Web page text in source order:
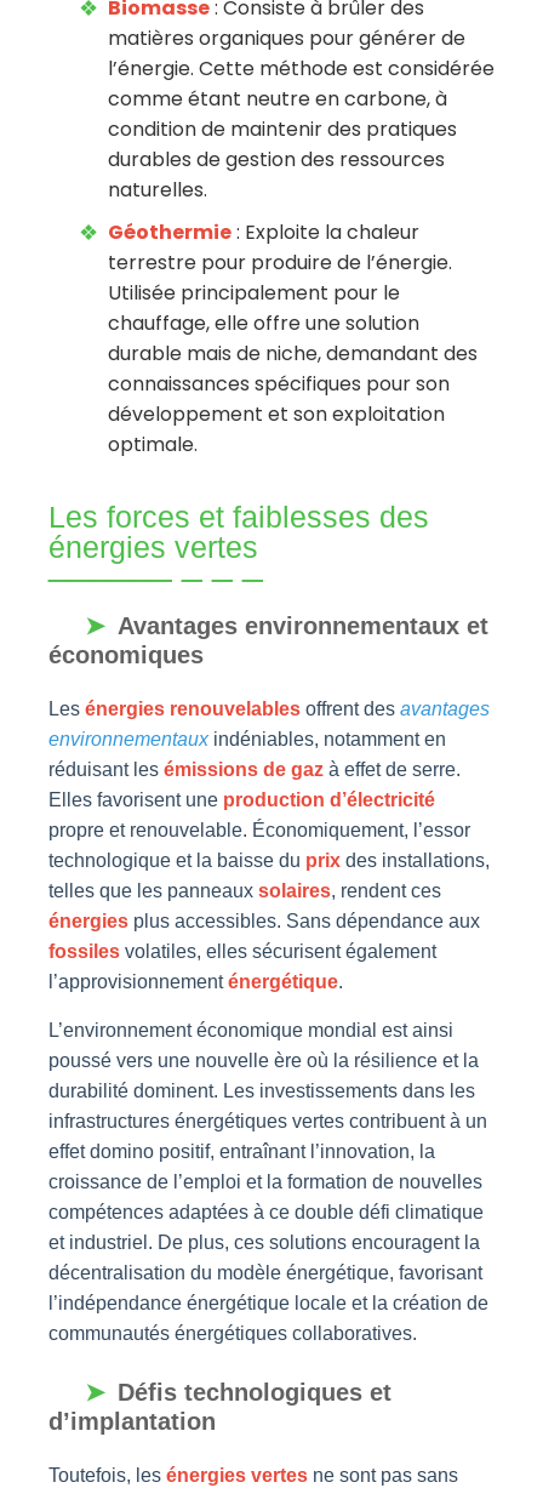
Biomasse: Consiste à brûler des
matières organiques pour générer de
l’énergie. Cette méthode est considérée
comme étant neutre en carbone, à
condition de maintenir des pratiques
durables de gestion des ressources
naturelles.
Géothermie: Exploite la chaleur
terrestre pour produire de l’énergie.
Utilisée principalement pour le
chauffage, elle offre une solution
durable mais de niche, demandant des
connaissances spécifiques pour son
développement et son exploitation
optimale.
Les forces et faiblesses des
énergies vertes
Avantages environnementaux et
économiques
Les énergies renouvelables offrent des avantages
environnementauxindéniables, notamment en
réduisant les émissions de gaz à effet de serre.
Elles favorisent une production d’électricité
propre et renouvelable. Économiquement, l’essor
technologique et la baisse du prix des installations,
telles que les panneaux solaires, rendent ces
énergies plus accessibles. Sans dépendance aux
fossiles volatiles, elles sécurisent également
l’approvisionnementénergétique.
L’environnement économique mondial est ainsi
poussé vers une nouvelle ère où la résilience et la
durabilité dominent. Les investissements dans les
infrastructures énergétiques vertes contribuent à un
effet domino positif, entraînant l’innovation, la
croissance de l’emploi et la formation de nouvelles
compétences adaptées à ce double défi climatique
et industriel. De plus, ces solutions encouragent la
décentralisation du modèle énergétique, favorisant
l’indépendance énergétique locale et la création de
communautés énergétiques collaboratives.
Défis technologiques et
d’implantation
Toutefois, les énergies vertes ne sont pas sans